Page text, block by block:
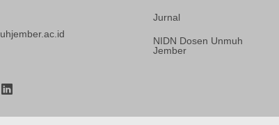
Jurnal
NIDN Dosen Unmuh
Jember